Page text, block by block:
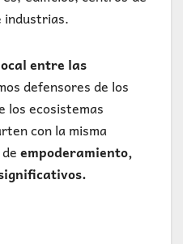
entre las
defensores de los
los ecosistemas
con la misma
empoderamiento,